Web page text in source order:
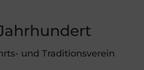
und Traditionsverein